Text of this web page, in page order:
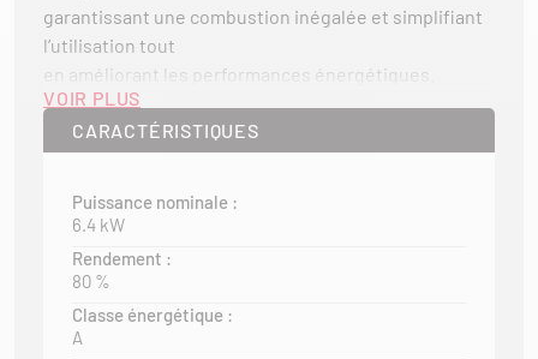
garantissant une combustion inégalée et simplifiant
l’utilisation tout
en améliorant les performances énergétiques.
Ce poêle peut également être équipé d’un module
d’accumulation, assurant un chauffage doux et
De plus, créez un ensemble esthétique et fonctionnel
avec les
accessoires de finition, tels que les rangements,
pour un coin feu
pratique et design.
VOIR PLUS
CARACTÉRISTIQUES
Puissance nominale :
6.4 kW
Rendement :
80 %
Classe énergétique :
A